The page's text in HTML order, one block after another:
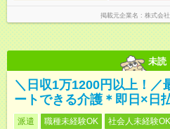
掲載元企業名 株式会
未読
＼日収1万1200円以上！／
ートできる介護＊即日×日
派遣 職種未経験OK 社会人未経験OK